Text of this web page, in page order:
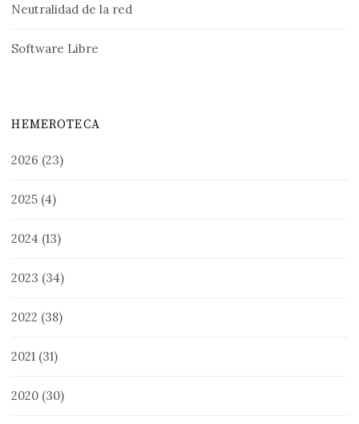
Neutralidad de la red
Software Libre
HEMEROTECA
2026 (23)
2025 (4)
2024 (13)
2023 (34)
2022 (38)
2021 (31)
2020 (30)